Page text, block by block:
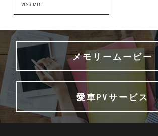
2026.02.05
メモリームービー
愛車PVサービス